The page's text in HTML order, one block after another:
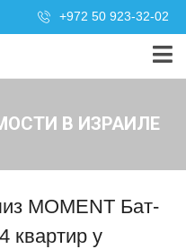
+972 50 923-32-02
В ИЗРАИЛЕ
MOMENT Бат-
квартир у